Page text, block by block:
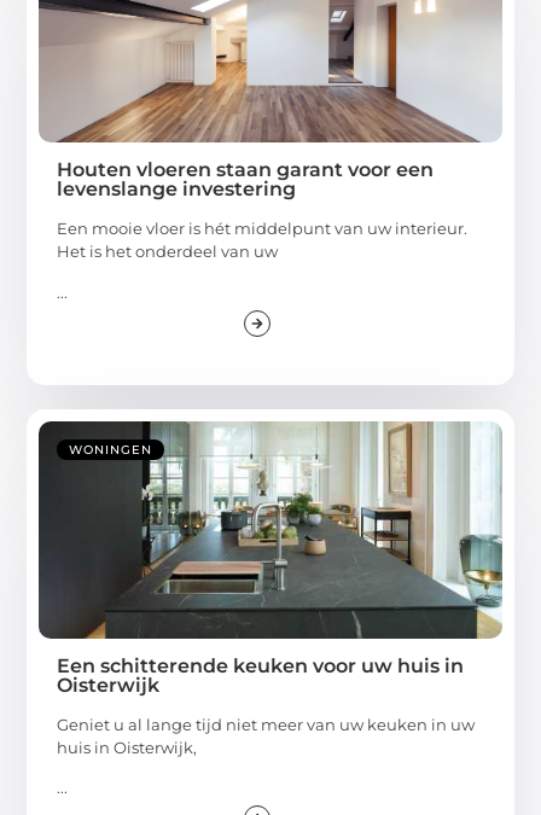
Houten vloeren staan garant voor een
levenslange investering
Een mooie vloer is hét middelpunt van uw interieur.
Het is het onderdeel van uw
...
WONINGEN
Een schitterende keuken voor uw huis in
Oisterwijk
Geniet u al lange tijd niet meer van uw keuken in uw
huis in Oisterwijk,
...